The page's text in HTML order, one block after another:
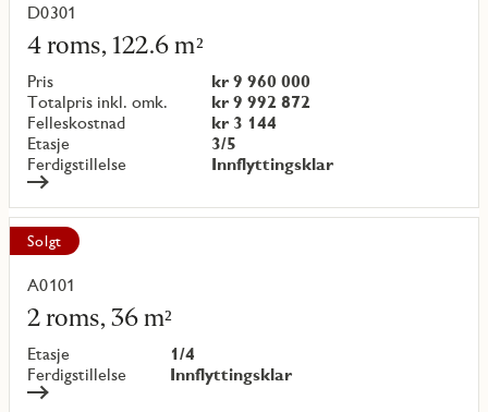
D0301
4 roms, 122.6 m²
Pris
kr 9 960 000
Totalpris inkl. omk.
kr 9 992 872
Felleskostnad
kr 3 144
Etasje
3/5
Ferdigstillelse
Innflyttingsklar
Les
mer
om
objekt
{objectNumber}
Solgt
A0101
2 roms, 36 m²
Etasje
1/4
Ferdigstillelse
Innflyttingsklar
Les
mer
om
objekt
{objectNumber}